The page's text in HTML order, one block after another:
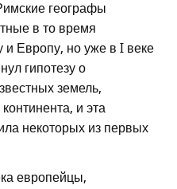
географы
в то время
и Европу, но уже в I веке
гипотезу о
земель,
и эта
некоторых из первых
европейцы,